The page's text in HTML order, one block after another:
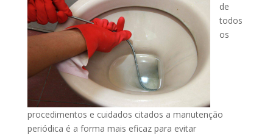
de
todos
os
procedimentos e cuidados citados a manutenção
periódica é a forma mais eficaz para evitar